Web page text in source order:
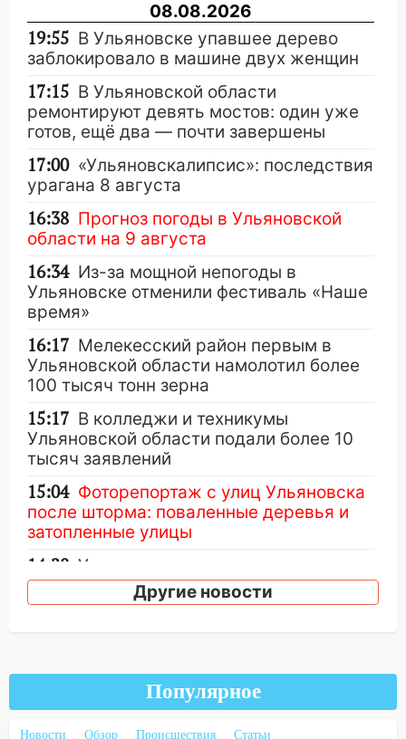
08.08.2026
19:55 В Ульяновске упавшее дерево
заблокировало в машине двух женщин
17:15 В Ульяновской области
ремонтируют девять мостов: один уже
готов, ещё два — почти завершены
17:00 «Ульяновскалипсис»: последствия
урагана 8 августа
16:38 Прогноз погоды в Ульяновской
области на 9 августа
16:34 Из-за мощной непогоды в
Ульяновске отменили фестиваль «Наше
время»
16:17 Мелекесский район первым в
Ульяновской области намолотил более
100 тысяч тонн зерна
15:17 В колледжи и техникумы
Ульяновской области подали более 10
тысяч заявлений
15:04 Фоторепортаж с улиц Ульяновска
после шторма: поваленные деревья и
затопленные улицы
14:28 Ураган вырвал остановку на улице
Деева в Заволжье
Шторм продолжает ломать город:
на улице Любови Шевцовой рухнул
светофор
Другие новости
Популярное
Новости Обзор Происшествия Статьи